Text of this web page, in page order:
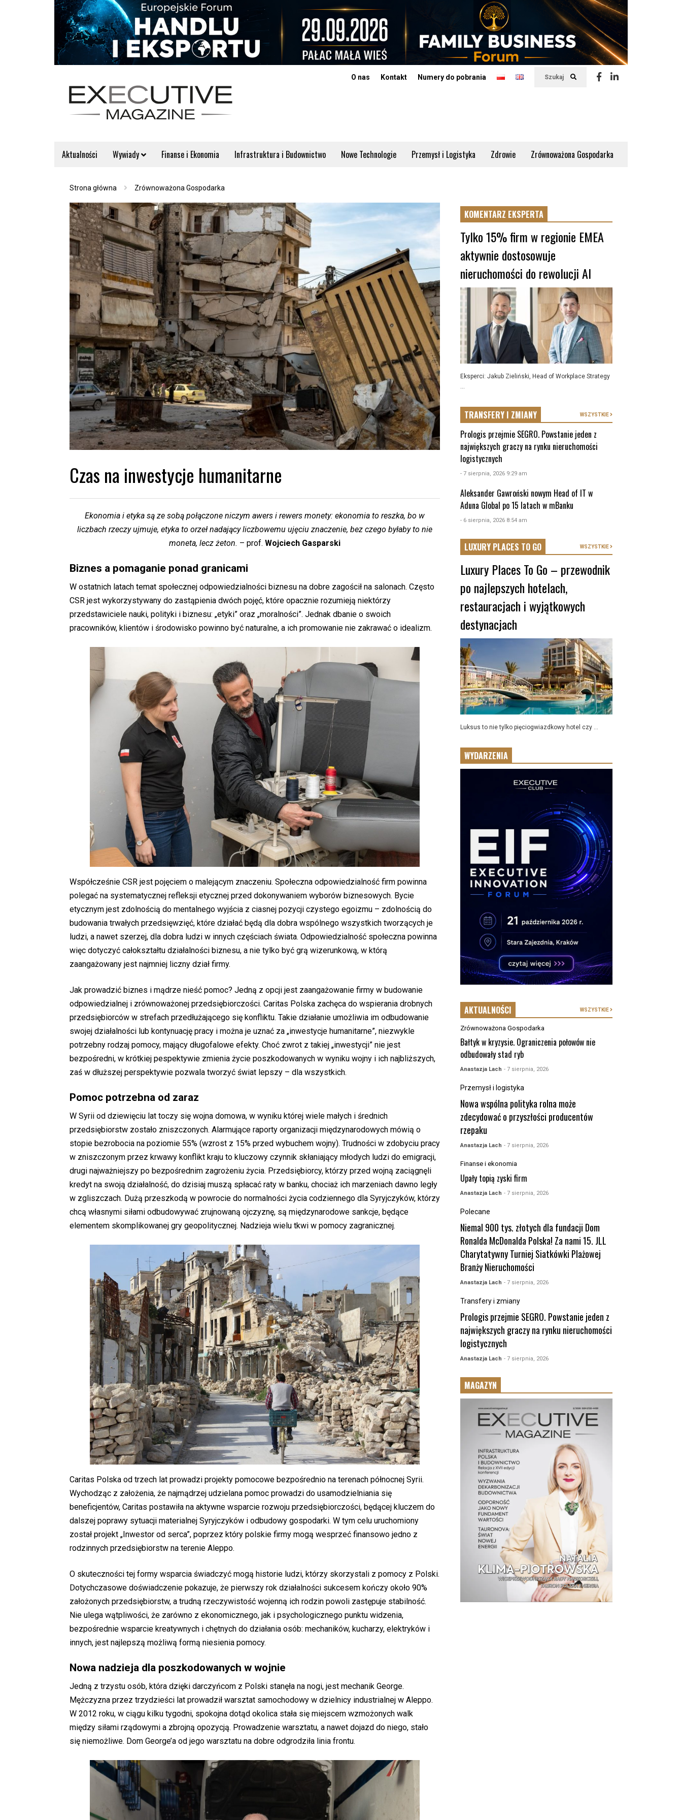
Szukaj
O nas Kontakt Numery do pobrania
Aktualności Wywiady Finanse i Ekonomia Infrastruktura i Budownictwo Nowe Technologie Przemysł i Logistyka Zdrowie Zrównoważona Gospodarka
Strona główna Zrównoważona Gospodarka
Czas na inwestycje humanitarne
Ekonomia i etyka są ze sobą połączone niczym awers i rewers monety: ekonomia to reszka, bo w
liczbach rzeczy ujmuje, etyka to orzeł nadający liczbowemu ujęciu znaczenie, bez czego byłaby to nie
moneta, lecz żeton. – prof. Wojciech Gasparski
Biznes a pomaganie ponad granicami
W ostatnich latach temat społecznej odpowiedzialności biznesu na dobre zagościł na salonach. Często
CSR jest wykorzystywany do zastąpienia dwóch pojęć, które opacznie rozumieją niektórzy
przedstawiciele nauki, polityki i biznesu: „etyki” oraz „moralności”. Jednak dbanie o swoich
pracowników, klientów i środowisko powinno być naturalne, a ich promowanie nie zakrawać o idealizm.
Współcześnie CSR jest pojęciem o malejącym znaczeniu. Społeczna odpowiedzialność firm powinna
polegać na systematycznej refleksji etycznej przed dokonywaniem wyborów biznesowych. Bycie
etycznym jest zdolnością do mentalnego wyjścia z ciasnej pozycji czystego egoizmu – zdolnością do
budowania trwałych przedsięwzięć, które działać będą dla dobra wspólnego wszystkich tworzących je
ludzi, a nawet szerzej, dla dobra ludzi w innych częściach świata. Odpowiedzialność społeczna powinna
więc dotyczyć całokształtu działalności biznesu, a nie tylko być grą wizerunkową, w którą
zaangażowany jest najmniej liczny dział firmy.
Jak prowadzić biznes i mądrze nieść pomoc? Jedną z opcji jest zaangażowanie firmy w budowanie
odpowiedzialnej i zrównoważonej przedsiębiorczości. Caritas Polska zachęca do wspierania drobnych
przedsiębiorców w strefach przedłużającego się konfliktu. Takie działanie umożliwia im odbudowanie
swojej działalności lub kontynuację pracy i można je uznać za „inwestycje humanitarne”, niezwykle
potrzebny rodzaj pomocy, mający długofalowe efekty. Choć zwrot z takiej „inwestycji” nie jest
bezpośredni, w krótkiej pespektywie zmienia życie poszkodowanych w wyniku wojny i ich najbliższych,
zaś w dłuższej perspektywie pozwala tworzyć świat lepszy – dla wszystkich.
Pomoc potrzebna od zaraz
W Syrii od dziewięciu lat toczy się wojna domowa, w wyniku której wiele małych i średnich
przedsiębiorstw zostało zniszczonych. Alarmujące raporty organizacji międzynarodowych mówią o
stopie bezrobocia na poziomie 55% (wzrost z 15% przed wybuchem wojny). Trudności w zdobyciu pracy
w zniszczonym przez krwawy konflikt kraju to kluczowy czynnik skłaniający młodych ludzi do emigracji,
drugi najważniejszy po bezpośrednim zagrożeniu życia. Przedsiębiorcy, którzy przed wojną zaciągnęli
kredyt na swoją działalność, do dzisiaj muszą spłacać raty w banku, chociaż ich marzeniach dawno legły
w zgliszczach. Dużą przeszkodą w powrocie do normalności życia codziennego dla Syryjczyków, którzy
chcą własnymi siłami odbudowywać zrujnowaną ojczyznę, są międzynarodowe sankcje, będące
elementem skomplikowanej gry geopolitycznej. Nadzieja wielu tkwi w pomocy zagranicznej.
Caritas Polska od trzech lat prowadzi projekty pomocowe bezpośrednio na terenach północnej Syrii.
Wychodząc z założenia, że najmądrzej udzielana pomoc prowadzi do usamodzielniania się
beneficjentów, Caritas postawiła na aktywne wsparcie rozwoju przedsiębiorczości, będącej kluczem do
dalszej poprawy sytuacji materialnej Syryjczyków i odbudowy gospodarki. W tym celu uruchomiony
został projekt „Inwestor od serca”, poprzez który polskie firmy mogą wesprzeć finansowo jedno z
rodzinnych przedsiębiorstw na terenie Aleppo.
O skuteczności tej formy wsparcia świadczyć mogą historie ludzi, którzy skorzystali z pomocy z Polski.
Dotychczasowe doświadczenie pokazuje, że pierwszy rok działalności sukcesem kończy około 90%
założonych przedsiębiorstw, a trudną rzeczywistość wojenną ich rodzin powoli zastępuje stabilność.
Nie ulega wątpliwości, że zarówno z ekonomicznego, jak i psychologicznego punktu widzenia,
bezpośrednie wsparcie kreatywnych i chętnych do działania osób: mechaników, kucharzy, elektryków i
innych, jest najlepszą możliwą formą niesienia pomocy.
Nowa nadzieja dla poszkodowanych w wojnie
Jedną z trzystu osób, która dzięki darczyńcom z Polski stanęła na nogi, jest mechanik George.
Mężczyzna przez trzydzieści lat prowadził warsztat samochodowy w dzielnicy industrialnej w Aleppo.
W 2012 roku, w ciągu kilku tygodni, spokojna dotąd okolica stała się miejscem wzmożonych walk
między siłami rządowymi a zbrojną opozycją. Prowadzenie warsztatu, a nawet dojazd do niego, stało
się niemożliwe. Dom George’a od jego warsztatu na dobre odgrodziła linia frontu.
KOMENTARZ EKSPERTA
Tylko 15% firm w regionie EMEA
aktywnie dostosowuje
nieruchomości do rewolucji AI
Eksperci: Jakub Zieliński, Head of Workplace Strategy
...
TRANSFERY I ZMIANY WSZYSTKIE
Prologis przejmie SEGRO. Powstanie jeden z
największych graczy na rynku nieruchomości
logistycznych
- 7 sierpnia, 2026 9:29 am
Aleksander Gawroński nowym Head of IT w
Aduna Global po 15 latach w mBanku
- 6 sierpnia, 2026 8:54 am
LUXURY PLACES TO GO WSZYSTKIE
Luxury Places To Go – przewodnik
po najlepszych hotelach,
restauracjach i wyjątkowych
destynacjach
Luksus to nie tylko pięciogwiazdkowy hotel czy ...
WYDARZENIA
AKTUALNOŚCI WSZYSTKIE
Zrównoważona Gospodarka
Bałtyk w kryzysie. Ograniczenia połowów nie
odbudowały stad ryb
Anastazja Lach - 7 sierpnia, 2026
Przemysł i logistyka
Nowa wspólna polityka rolna może
zdecydować o przyszłości producentów
rzepaku
Anastazja Lach - 7 sierpnia, 2026
Finanse i ekonomia
Upały topią zyski firm
Anastazja Lach - 7 sierpnia, 2026
Polecane
Niemal 900 tys. złotych dla fundacji Dom
Ronalda McDonalda Polska! Za nami 15. JLL
Charytatywny Turniej Siatkówki Plażowej
Branży Nieruchomości
Anastazja Lach - 7 sierpnia, 2026
Transfery i zmiany
Prologis przejmie SEGRO. Powstanie jeden z
największych graczy na rynku nieruchomości
logistycznych
Anastazja Lach - 7 sierpnia, 2026
MAGAZYN